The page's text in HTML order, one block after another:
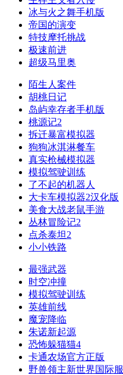
冰与火之舞手机版
帝国的演变
特技摩托挑战
极速前进
超级马里奥
陌生人案件
胡桃日记
岛屿幸存者手机版
桃源记2
拆迁暴富模拟器
狗狗冰淇淋餐车
真实枪械模拟器
模拟驾驶训练
了不起的机器人
大卡车模拟器2汉化版
美食大战老鼠手游
丛林冒险记2
点杀泰坦2
小小铁路
最强武器
时空冲撞
模拟驾驶训练
英雄前线
魔宠降临
朱诺新起源
恐怖躲猫猫4
卡通农场官方正版
野兽领主新世界国际服